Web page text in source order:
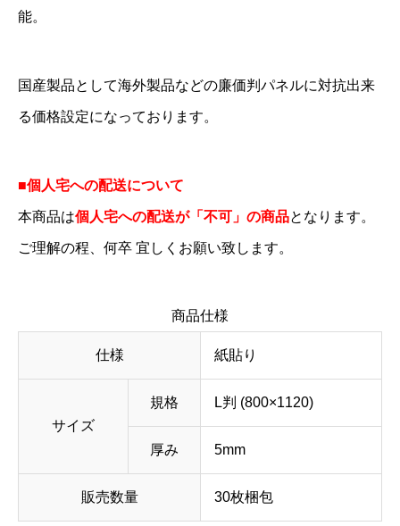
能。
国産製品として海外製品などの廉価判パネルに対抗出来
る価格設定になっております。
■個人宅への配送について
本商品は個人宅への配送が「不可」の商品となります。
ご理解の程、何卒 宜しくお願い致します。
商品仕様
仕様 紙貼り
サイズ
規格 L判 (800×1120)
厚み 5mm
販売数量 30枚梱包